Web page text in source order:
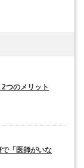
つのメリット
「医師がいな